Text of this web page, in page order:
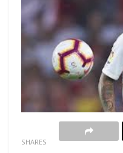
SHARES